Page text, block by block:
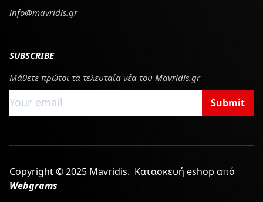
info@mavridis.gr
SUBSCRIBE
Μάθετε πρώτοι τα τελευταία νέα του Mavridis.gr
Submit
Copyright © 2025 Mavridis. Κατασκευή eshop από
Webgrams